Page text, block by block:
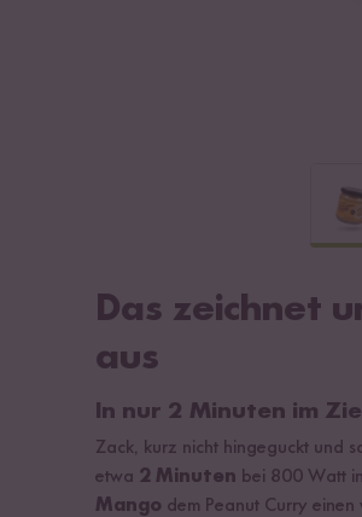
Das zeichnet
aus
In nur 2 Minuten im
Zack, kurz nicht hingeguckt und
etwa 2 Minuten bei 800 Watt
Mango dem Peanut Curry